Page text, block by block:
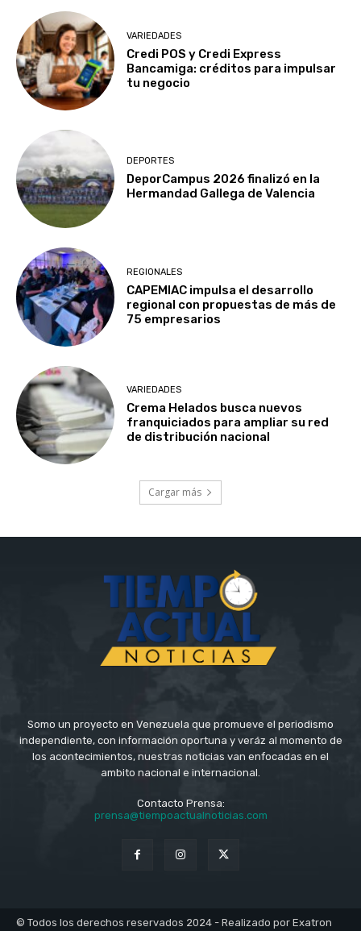
VARIEDADES
Credi POS y Credi Express
Bancamiga: créditos para impulsar
tu negocio
DEPORTES
DeporCampus 2026 finalizó en la
Hermandad Gallega de Valencia
REGIONALES
CAPEMIAC impulsa el desarrollo
regional con propuestas de más de
75 empresarios
VARIEDADES
Crema Helados busca nuevos
franquiciados para ampliar su red
de distribución nacional
Cargar más
Somo un proyecto en Venezuela que promueve el periodismo
independiente, con información oportuna y veráz al momento de
los acontecimientos, nuestras noticias van enfocadas en el
ambito nacional e internacional.
Contacto Prensa:
prensa@tiempoactualnoticias.com
© Todos los derechos reservados 2024 - Realizado por Exatron